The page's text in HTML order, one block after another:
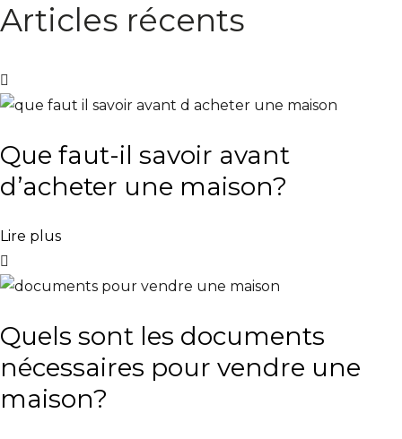
Articles récents
Que faut-il savoir avant
d’acheter une maison?
Lire plus
Quels sont les documents
nécessaires pour vendre une
maison?